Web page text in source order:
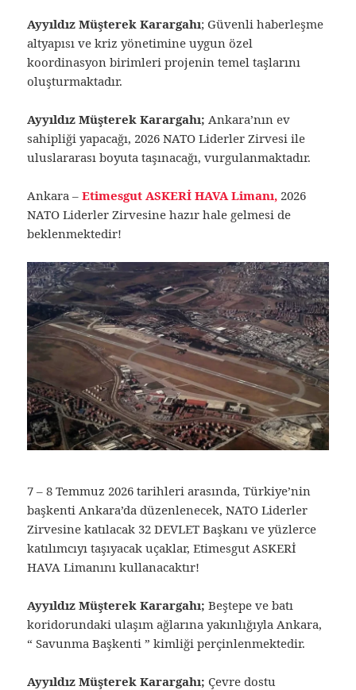
Ayyıldız Müşterek Karargahı; Güvenli haberleşme
altyapısı ve kriz yönetimine uygun özel
koordinasyon birimleri projenin temel taşlarını
oluşturmaktadır.
Ayyıldız Müşterek Karargahı; Ankara’nın ev
sahipliği yapacağı, 2026 NATO Liderler Zirvesi ile
uluslararası boyuta taşınacağı, vurgulanmaktadır.
Ankara –Etimesgut ASKERİ HAVA Limanı, 2026
NATO Liderler Zirvesine hazır hale gelmesi de
beklenmektedir!
7 – 8 Temmuz 2026 tarihleri arasında, Türkiye’nin
başkenti Ankara’da düzenlenecek, NATO Liderler
Zirvesine katılacak 32 DEVLET Başkanı ve yüzlerce
katılımcıyı taşıyacak uçaklar, Etimesgut ASKERİ
HAVA Limanını kullanacaktır!
Ayyıldız Müşterek Karargahı; Beştepe ve batı
koridorundaki ulaşım ağlarına yakınlığıyla Ankara,
“ Savunma Başkenti ” kimliği perçinlenmektedir.
Ayyıldız Müşterek Karargahı; Çevre dostu